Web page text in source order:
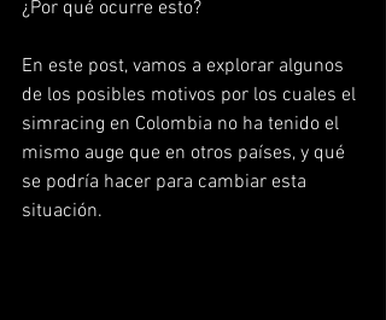
¿Por qué ocurre esto?
En este post, vamos a explorar algunos
de los posibles motivos por los cuales el
simracing en Colombia no ha tenido el
mismo auge que en otros países, y qué
se podría hacer para cambiar esta
situación.